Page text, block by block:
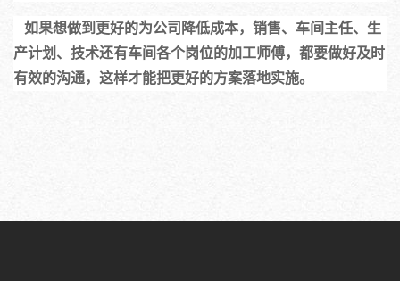
如果想做到更好的为公司降低成本，销售、车间主任、生
产计划、技术还有车间各个岗位的加工师傅，都要做好及时
有效的沟通，这样才能把更好的方案落地实施。